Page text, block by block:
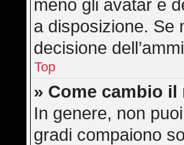
meno gli avatar e
a disposizione. Se
decisione
Top
» Come cambio
In genere, non
gradi compaiono